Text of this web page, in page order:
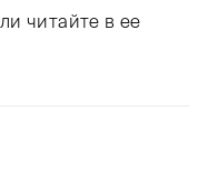
читайте в ее